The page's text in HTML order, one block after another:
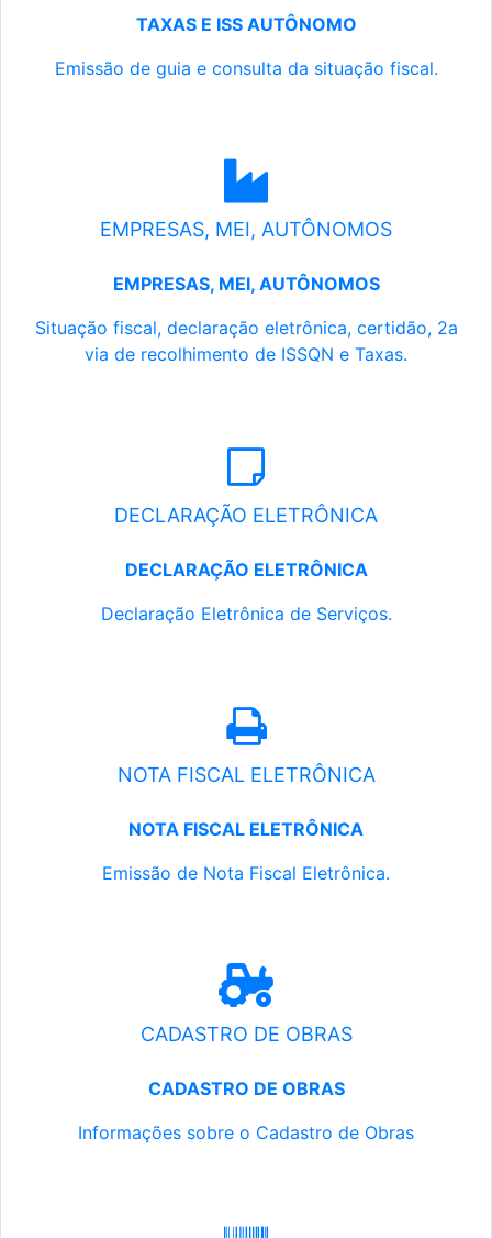
TAXAS E ISS AUTÔNOMO
Emissão de guia e consulta da situação fiscal.
EMPRESAS, MEI, AUTÔNOMOS
EMPRESAS, MEI, AUTÔNOMOS
Situação fiscal, declaração eletrônica, certidão, 2a
via de recolhimento de ISSQN e Taxas.
DECLARAÇÃO ELETRÔNICA
DECLARAÇÃO ELETRÔNICA
Declaração Eletrônica de Serviços.
NOTA FISCAL ELETRÔNICA
NOTA FISCAL ELETRÔNICA
Emissão de Nota Fiscal Eletrônica.
CADASTRO DE OBRAS
CADASTRO DE OBRAS
Informações sobre o Cadastro de Obras